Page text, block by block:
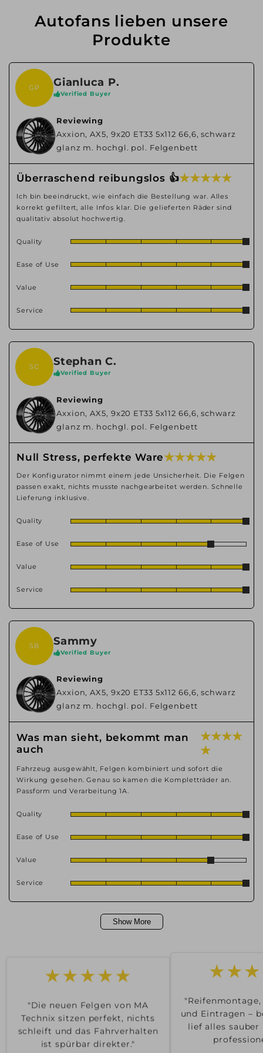
Autofans lieben unsere
Produkte
GP Gianluca P.
Verified Buyer
Reviewing
Axxion, AX5, 9x20 ET33 5x112 66,6, schwarz
glanz m. hochgl. pol. Felgenbett
Überraschend reibungslos 👍★ ★ ★ ★ ★
Ich bin beeindruckt, wie einfach die Bestellung war. Alles
korrekt gefiltert, alle Infos klar. Die gelieferten Räder sind
qualitativ absolut hochwertig.
Quality
Ease of Use
Value
Service
SC Stephan C.
Verified Buyer
Reviewing
Axxion, AX5, 9x20 ET33 5x112 66,6, schwarz
glanz m. hochgl. pol. Felgenbett
Null Stress, perfekte Ware★ ★ ★ ★ ★
Der Konfigurator nimmt einem jede Unsicherheit. Die Felgen
passen exakt, nichts musste nachgearbeitet werden. Schnelle
Lieferung inklusive.
Quality
Ease of Use
Value
Service
SB Sammy
Verified Buyer
Reviewing
Axxion, AX5, 9x20 ET33 5x112 66,6, schwarz
glanz m. hochgl. pol. Felgenbett
Was man sieht, bekommt man
auch
★ ★ ★ ★
★
Fahrzeug ausgewählt, Felgen kombiniert und sofort die
Wirkung gesehen. Genau so kamen die Kompletträder an.
Passform und Verarbeitung 1A.
Quality
Ease of Use
Value
Service
Show More
★★★★★
"Die neuen Felgen von MA
Technix sitzen perfekt, nichts
schleift und das Fahrverhalten
ist spürbar direkter."
und Eintragen –
lief alles